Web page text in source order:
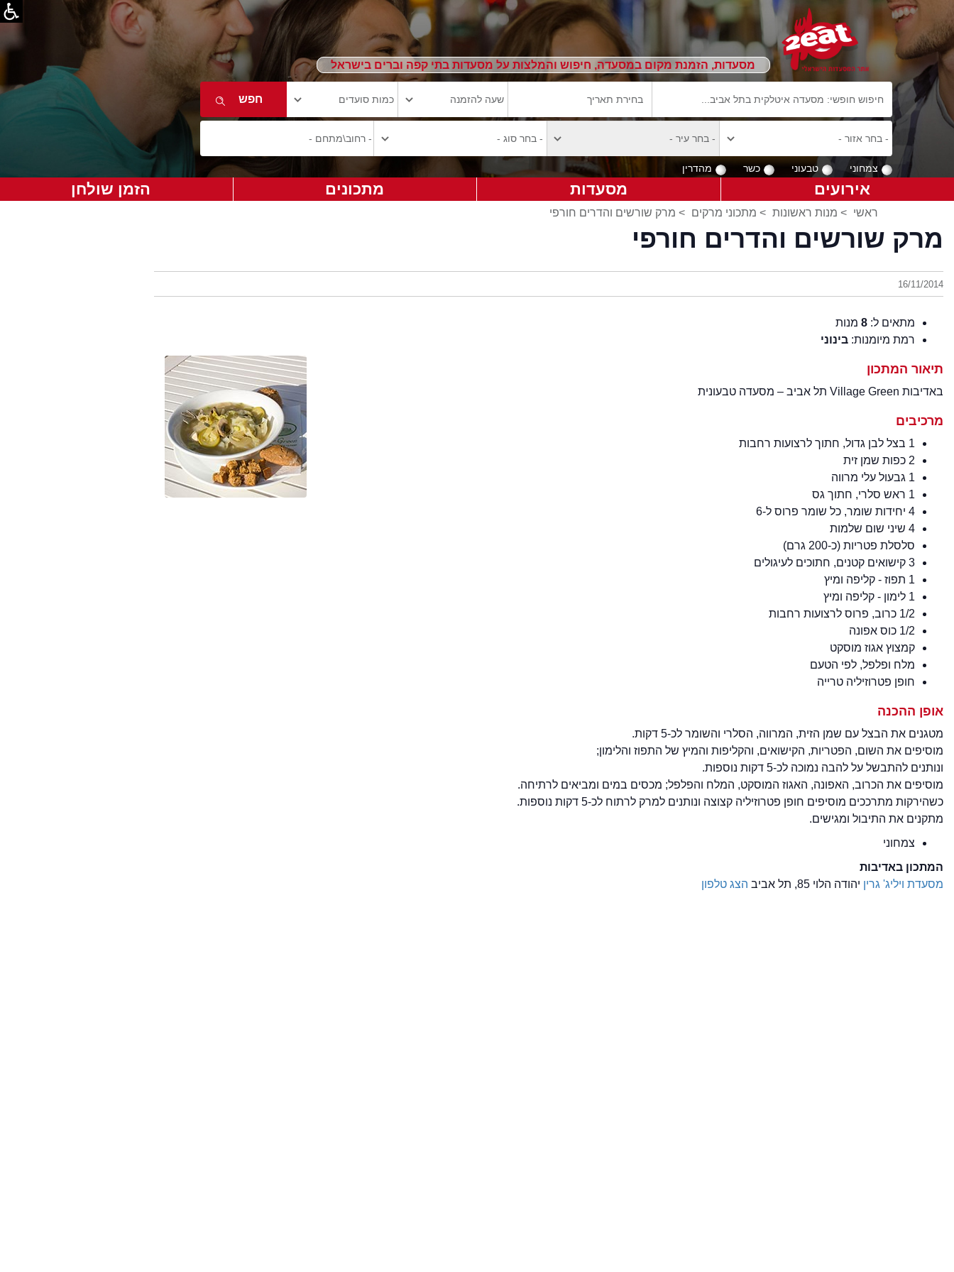
מסעדות, הזמנת מקום במסעדה, חיפוש והמלצות על מסעדות בתי קפה וברים בישראל
צמחוני טבעוני כשר מהדרין
אירועים מסעדות מתכונים הזמן שולחן
ראשי > מנות ראשונות > מתכוני מרקים > מרק שורשים והדרים חורפי
מרק שורשים והדרים חורפי
16/11/2014
מתאים ל: 8 מנות
רמת מיומנות: בינוני
תיאור המתכון
באדיבות Village Green תל אביב – מסעדה טבעונית
מרכיבים
1 בצל לבן גדול, חתוך לרצועות רחבות
2 כפות שמן זית
1 גבעול עלי מרווה
1 ראש סלרי, חתוך גס
4 יחידות שומר, כל שומר פרוס ל-6
4 שיני שום שלמות
סלסלת פטריות (כ-200 גרם)
3 קישואים קטנים, חתוכים לעיגולים
1 תפוז - קליפה ומיץ
1 לימון - קליפה ומיץ
1/2 כרוב, פרוס לרצועות רחבות
1/2 כוס אפונה
קמצוץ אגוז מוסקט
מלח ופלפל, לפי הטעם
חופן פטרוזיליה טרייה
אופן ההכנה
מטגנים את הבצל עם שמן הזית, המרווה, הסלרי והשומר לכ-5 דקות.
מוסיפים את השום, הפטריות, הקישואים, והקליפות והמיץ של התפוז והלימון;
ונותנים להתבשל על להבה נמוכה לכ-5 דקות נוספות.
מוסיפים את הכרוב, האפונה, האגוז המוסקט, המלח והפלפל; מכסים במים ומביאים לרתיחה.
כשהירקות מתרככים מוסיפים חופן פטרוזיליה קצוצה ונותנים למרק לרתוח לכ-5 דקות נוספות.
מתקנים את התיבול ומגישים.
צמחוני
המתכון באדיבות
מסעדת ויליג' גרין יהודה הלוי 85, תל אביב הצג טלפון